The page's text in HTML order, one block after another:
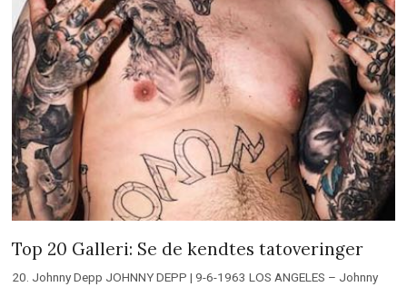
Top 20 Galleri: Se de kendtes tatoveringer
20. Johnny Depp JOHNNY DEPP | 9-6-1963 LOS ANGELES – Johnny